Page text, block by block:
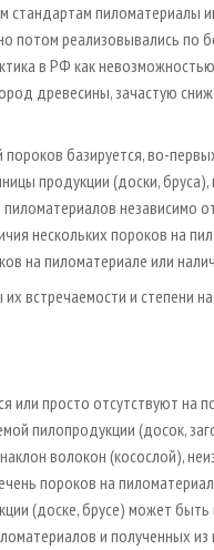
стандартам пиломатериалы
потом реализовывались по
в РФ как
древесины, зачастую
базируется, во­-
продукции (доски, бруса),
независимо
нескольких пороков на
на пиломатериале или
встречаемости и степени
просто отсутствуют на
пилопродукции (досок,
волокон (косослой),
пороков на
(доске, брусе) может
и полученных из